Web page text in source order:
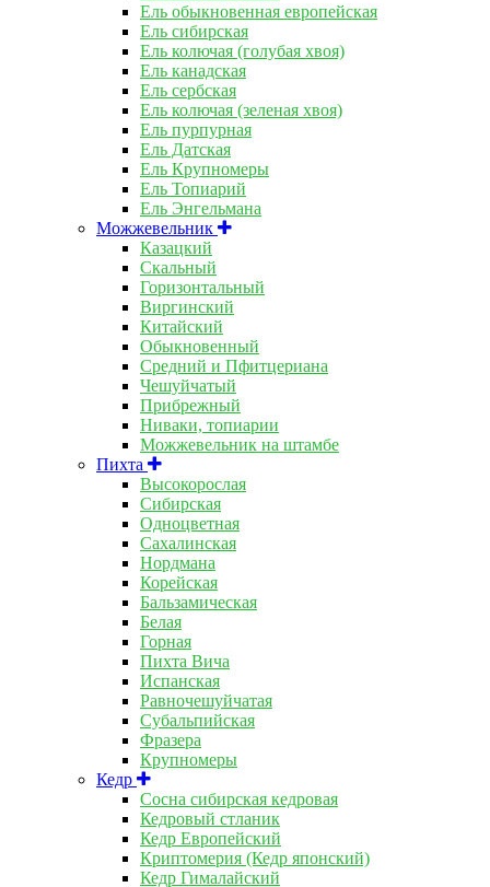
Ель обыкновенная европейская
Ель сибирская
Ель колючая (голубая хвоя)
Ель канадская
Ель сербская
Ель колючая (зеленая хвоя)
Ель пурпурная
Ель Датская
Ель Крупномеры
Ель Топиарий
Ель Энгельмана
Можжевельник
Казацкий
Скальный
Горизонтальный
Виргинский
Китайский
Обыкновенный
Средний и Пфитцериана
Чешуйчатый
Прибрежный
Ниваки, топиарии
Можжевельник на штамбе
Пихта
Высокорослая
Сибирская
Одноцветная
Сахалинская
Нордмана
Корейская
Бальзамическая
Белая
Горная
Пихта Вича
Испанская
Равночешуйчатая
Субальпийская
Фразера
Крупномеры
Кедр
Сосна сибирская кедровая
Кедровый стланик
Кедр Европейский
Криптомерия (Кедр японский)
Кедр Гималайский